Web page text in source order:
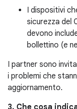
I dispositivi
sicurezza del
devono
bollettino (e
I partner sono
i problemi che
aggiornamento.
3. Che cosa